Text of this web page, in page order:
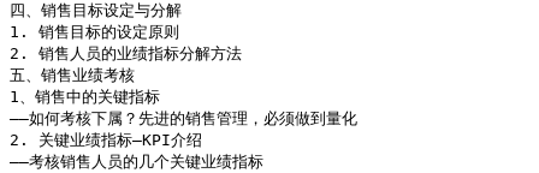
四、销售目标设定与分解
1. 销售目标的设定原则
2. 销售人员的业绩指标分解方法
五、销售业绩考核
1、销售中的关键指标
――如何考核下属？先进的销售管理，必须做到量化
2. 关键业绩指标―KPI介绍
――考核销售人员的几个关键业绩指标